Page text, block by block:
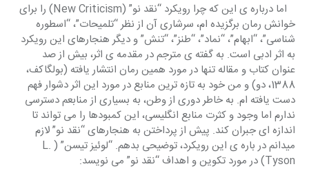
اما درباره ی این که چرا رویکرد “نقد نو” (New Criticism) را برای
خوانش رمان برگزیده ام، سرشاری آن از نظر “تلمیحات”، “اسطوره
شناسی”، “ابهام”، “نماد”، “طنز”، “تنش” و دیگر هنجارهای این رویکرد
به اثر ادبی است. به گفته ی مترجم در مقدمه ی اثر، بیش از صد
عنوان کتاب و مقاله تنها در مورد همین رمان انتشار یافته (بولگاکف،
1388، دو) و من خود به تازه ترین منابع در مورد این اثر دشوار فهم
دست یافته ام. به خاطر دوری از وطن، به بسیاری از منابعم دسترسی
ندارم اما وجود و کثرت منابع انگلیسی، این کمبودها را می تواند تا
اندازه ای جبران کند. پیش از پرداختن به هنجارهای “نقد نو” لازم
میدانم در باره ی این رویکرد، توضیحی بدهم. “لوئیز تیسن” (L.
Tyson) در مورد تکوین و اهداف “نقد نو” می نویسد: